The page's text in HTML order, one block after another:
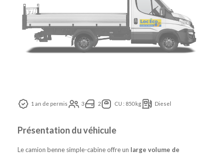
1 an de permis 3 2 CU : 850 kg Diesel
Présentation du véhicule
Le camion benne simple-cabine offre un large volume de